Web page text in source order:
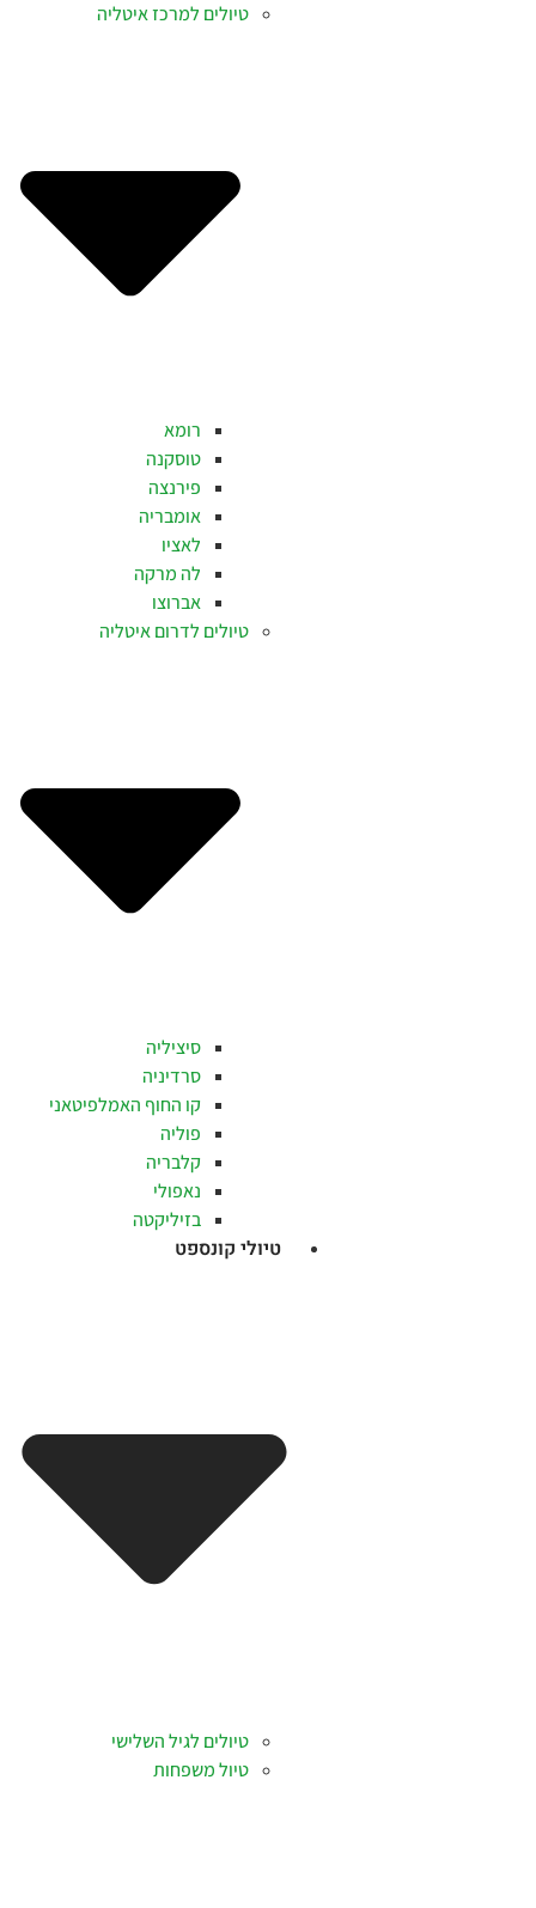
טיולים למרכז איטליה
רומא
טוסקנה
פירנצה
אומבריה
לאציו
לה מרקה
אברוצו
טיולים לדרום איטליה
סיציליה
סרדיניה
קו החוף האמלפיטאני
פוליה
קלבריה
נאפולי
בזיליקטה
טיולי קונספט
טיולים לגיל השלישי
טיול משפחות